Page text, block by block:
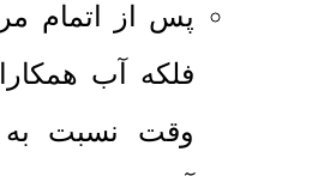
پس از اتمام
فلکه آب
وقت نسبت به